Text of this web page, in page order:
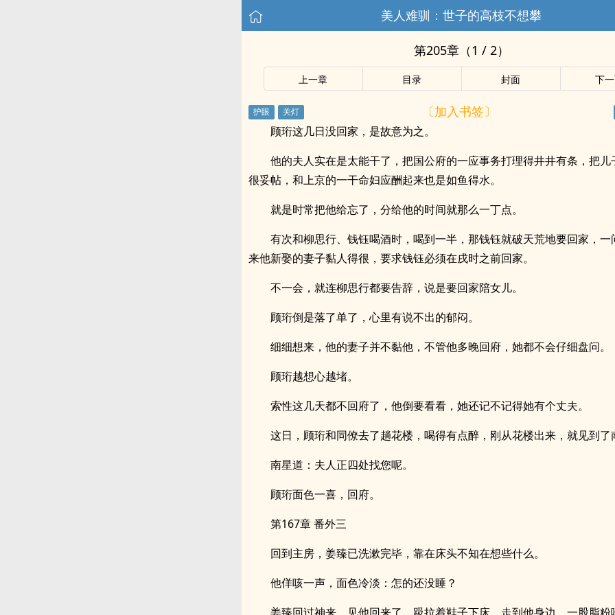
美人难驯：世子的高枝不想攀
第205章（1 / 2）
上一章 目录 封面 下
〔加入书签〕
顾珩这几日没回家，是故意为之。
他的夫人实在是太能干了，把国公府的一应事务打理得井井有条，把儿
很妥帖，和上京的一干命妇应酬起来也是如鱼得水。
就是时常把他给忘了，分给他的时间就那么一丁点。
有次和柳思行、钱钰喝酒时，喝到一半，那钱钰就破天荒地要回家，一
来他新娶的妻子黏人得很，要求钱钰必须在戌时之前回家。
不一会，就连柳思行都要告辞，说是要回家陪女儿。
顾珩倒是落了单了，心里有说不出的郁闷。
细细想来，他的妻子并不黏他，不管他多晚回府，她都不会仔细盘问。
顾珩越想心越堵。
索性这几天都不回府了，他倒要看看，她还记不记得她有个丈夫。
这日，顾珩和同僚去了趟花楼，喝得有点醉，刚从花楼出来，就见到了
南星道：夫人正四处找您呢。
顾珩面色一喜，回府。
第167章 番外三
回到主房，姜臻已洗漱完毕，靠在床头不知在想些什么。
他佯咳一声，面色冷淡：怎的还没睡？